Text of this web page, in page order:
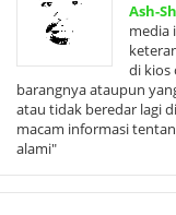
Ash-
media
di kios
barangnya ataupun
atau tidak beredar lagi
macam informasi
alami"